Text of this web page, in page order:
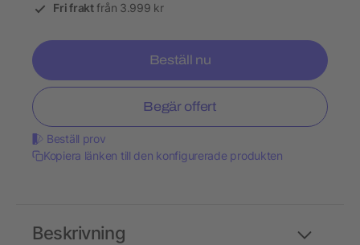
Fri fraktfrån 3.999 kr
Beställ nu
Begär offert
Beställ prov
Kopiera länken till den konfigurerade produkten
Beskrivning